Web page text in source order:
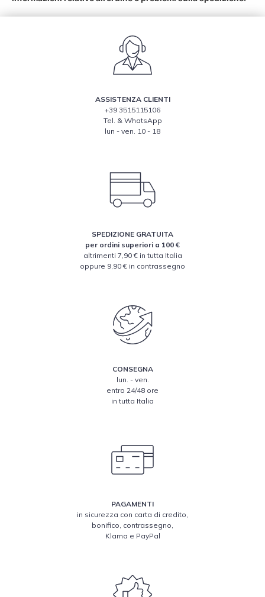
ASSISTENZA CLIENTI
+39 3515115106
Tel. & WhatsApp
lun - ven. 10 - 18
SPEDIZIONE GRATUITA
per ordini superiori a 100 €
altrimenti 7,90 € in tutta Italia
oppure 9,90 € in contrassegno
CONSEGNA
lun. - ven.
entro 24/48 ore
in tutta Italia
PAGAMENTI
in sicurezza con carta di credito,
bonifico, contrassegno,
Klarna e PayPal